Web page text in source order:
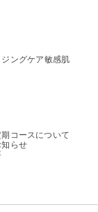
ングケア敏感肌
期コースについて
知らせ